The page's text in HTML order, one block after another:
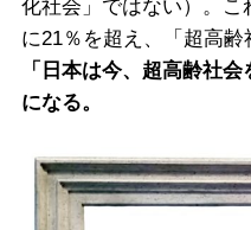
化社会」ではない）。こ
に21％を超え、「超高齢
「日本は今、超高齢社
になる。